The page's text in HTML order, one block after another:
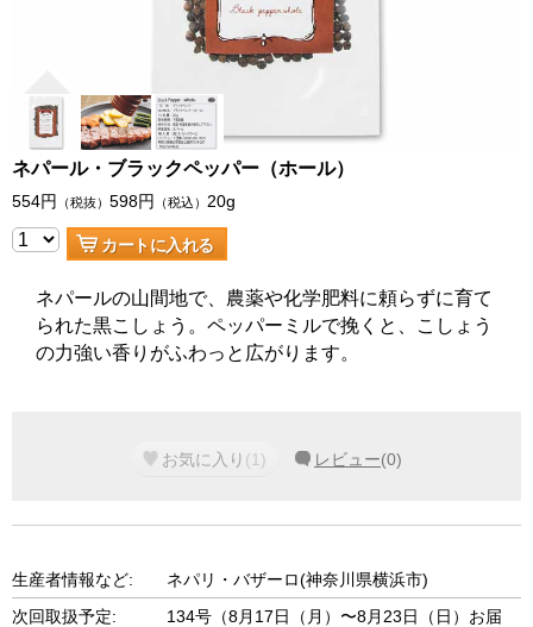
ネパール・ブラックペッパー（ホール）
554円 （税抜） 598円 （税込） 20g
カートに入れる
ネパールの山間地で、農薬や化学肥料に頼らずに育て
られた黒こしょう。ペッパーミルで挽くと、こしょう
の力強い香りがふわっと広がります。
お気に入り (1 ) レビュー(0)
生産者情報など:
ネパリ・バザーロ(神奈川県横浜市)
次回取扱予定:
134号（8月17日（月）〜8月23日（日）お届